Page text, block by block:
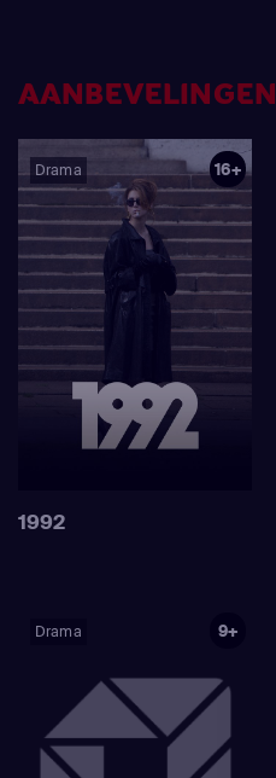
AANBEVELINGEN
Drama 16+
1992
Drama 9+